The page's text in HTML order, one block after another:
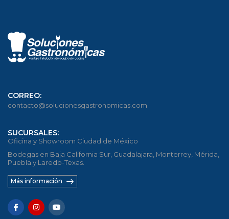
CORREO:
contacto@solucionesgastronomicas.com
SUCURSALES:
Oficina y Showroom Ciudad de México
Bodegas en Baja California Sur, Guadalajara, Monterrey, Mérida,
Puebla y Laredo-Texas.
Más información